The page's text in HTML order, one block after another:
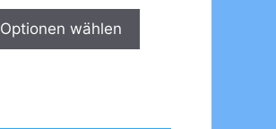
Optionen wählen